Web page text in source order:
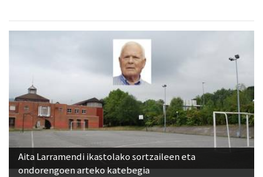
Aita Larramendi ikastolako sortzaileen eta
ondorengoen arteko katebegia